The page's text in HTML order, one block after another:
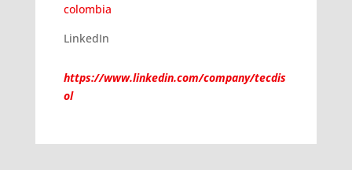
colombia
LinkedIn
https://www.linkedin.com/company/tecdis
ol